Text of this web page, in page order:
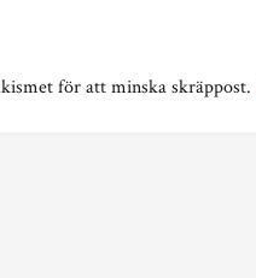
för att minska skräppost.